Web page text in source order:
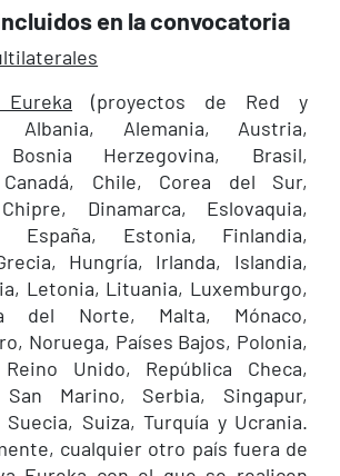
en la convocatoria
(proyectos de Red y
Albania, Alemania, Austria,
Herzegovina, Brasil,
Chile, Corea del Sur,
Dinamarca, Eslovaquia,
España, Estonia, Finlandia,
Hungría, Irlanda, Islandia,
Letonia, Lituania, Luxemburgo,
del Norte, Malta, Mónaco,
Noruega, Países Bajos, Polonia,
Unido, República Checa,
San Marino, Serbia, Singapur,
Suecia, Suiza, Turquía y Ucrania.
cualquier otro país fuera de